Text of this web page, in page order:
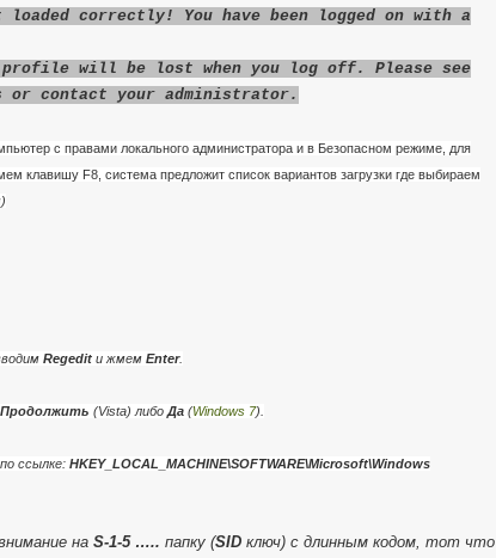
correctly! You have been logged on with a
profile will be lost when you log off. Please see
contact your administrator.
с правами локального администратора и в Безопасном режиме, для
клавишу F8, система предложит список вариантов загрузки где выбираем
Regedit и жмем Enter.
Продолжить (Vista) либо Да (Windows 7).
ссылке: HKEY_LOCAL_MACHINE\SOFTWARE\Microsoft\Windows
на S-1-5 ….. папку (SID ключ) с длинным кодом, тот что